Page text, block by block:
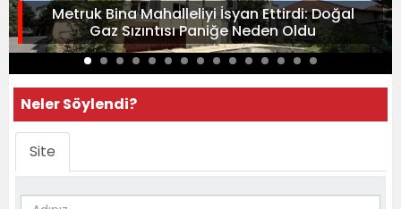
Metruk Bina Mahalleliyi İsyan Ettirdi: Doğal
Gaz Sızıntısı Paniğe Neden Oldu
Neler Söylendi?
Site